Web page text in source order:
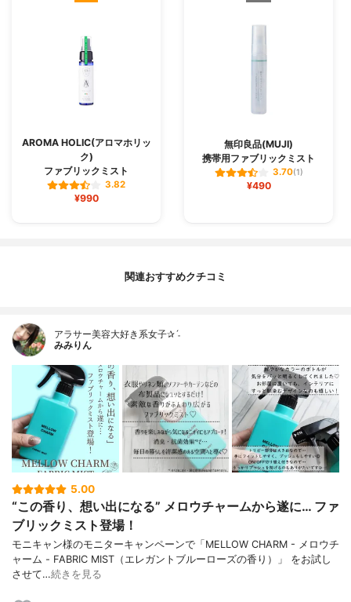
AROMA HOLIC(アロマホリッ
ク)
ファブリックミスト
3.82
¥990
無印良品(MUJI)
携帯用ファブリックミスト
3.70(1)
¥490
関連おすすめクチコミ
アラサー美容大好き系女子✰ˊ˗
みみりん
5.00
“この香り、想い出になる” メロウチャームから遂に… ファ
ブリックミスト登場！
モニキャン様のモニターキャンペーンで「MELLOW CHARM - メロウチ
ャーム - FABRIC MIST（エレガントブルーローズの香り）」 をお試し
させて…続きを見る